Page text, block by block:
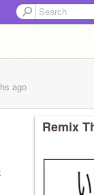
ago
Remix